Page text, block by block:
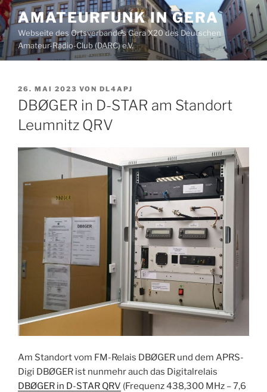
Zum
Inhalt
springen
AMATEURFUNK IN GERA
Webseite des Ortsverbandes Gera X20 des Deutschen
Amateur-Radio-Club (DARC) e.V.
VERÖFFENTLICHT
AM
26. MAI 2023 VON DL4APJ
DBØGER in D-STAR am Standort
Leumnitz QRV
Am Standort vom FM-Relais DBØGER und dem APRS-
Digi DBØGER ist nunmehr auch das Digitalrelais
DBØGER in D-STAR QRV (Frequenz 438,300 MHz – 7,6